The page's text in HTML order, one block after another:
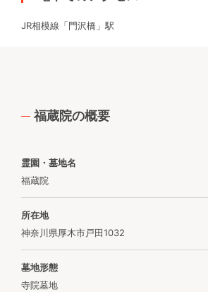
JR相模線「門沢橋」駅
福蔵院の概要
霊園・墓地名
福蔵院
所在地
神奈川県厚木市戸田1032
墓地形態
寺院墓地